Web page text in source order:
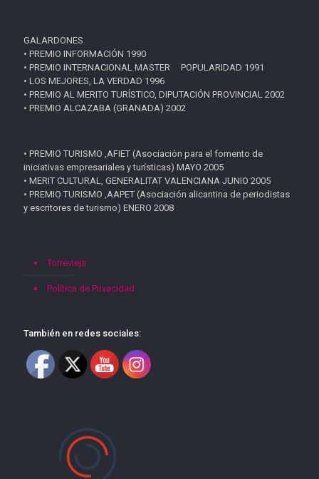
GALARDONES
• PREMIO INFORMACIÓN 1990
• PREMIO INTERNACIONAL MASTER POPULARIDAD 1991
• LOS MEJORES, LA VERDAD 1996
• PREMIO AL MERITO TURÍSTICO, DIPUTACIÓN PROVINCIAL 2002
• PREMIO ALCAZABA (GRANADA) 2002
• PREMIO TURISMO ,AFIET (Asociación para el fomento de
iniciativas empresariales y turísticas) MAYO 2005
• MERIT CULTURAL, GENERALITAT VALENCIANA JUNIO 2005
• PREMIO TURISMO ,AAPET (Asociación alicantina de periodistas
y escritores de turismo) ENERO 2008
Torrevieja
Política de Privacidad
También en redes sociales: